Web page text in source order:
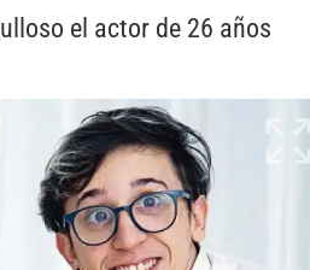
el actor de 26 años